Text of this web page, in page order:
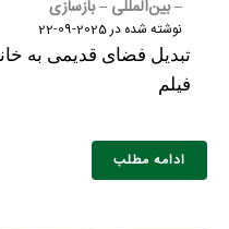
– بین‌المللی – بازسازی
نوشته شده در2025-09-22
تبدیل فضای قدیمی به
فیلم
ادامه مطلب
نام و نام خانوادگی :